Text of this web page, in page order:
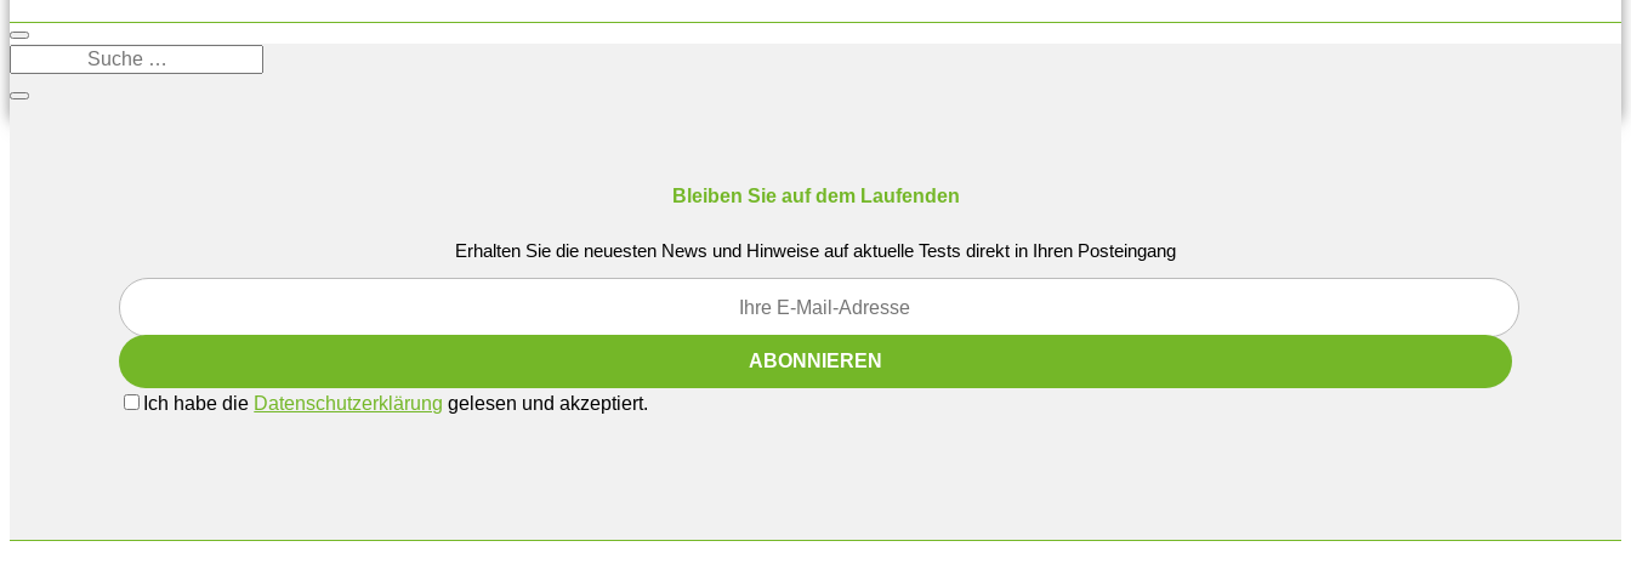
Bleiben Sie auf dem Laufenden
Erhalten Sie die neuesten News und Hinweise auf aktuelle Tests direkt in Ihren Posteingang
Ich habe die Datenschutzerklärung gelesen und akzeptiert.